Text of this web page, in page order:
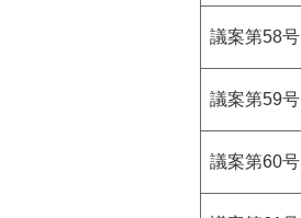
議案第58号
議案第59号
議案第60号